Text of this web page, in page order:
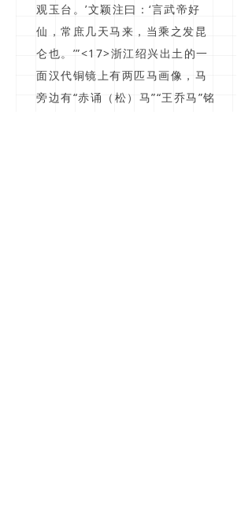
观玉台。’文颖注曰：‘言武帝好
仙，常庶几天马来，当乘之发昆
仑也。’”<17>浙江绍兴出土的一
面汉代铜镜上有两匹马画像，马
旁边有“赤诵（松）马”“王乔马”铭